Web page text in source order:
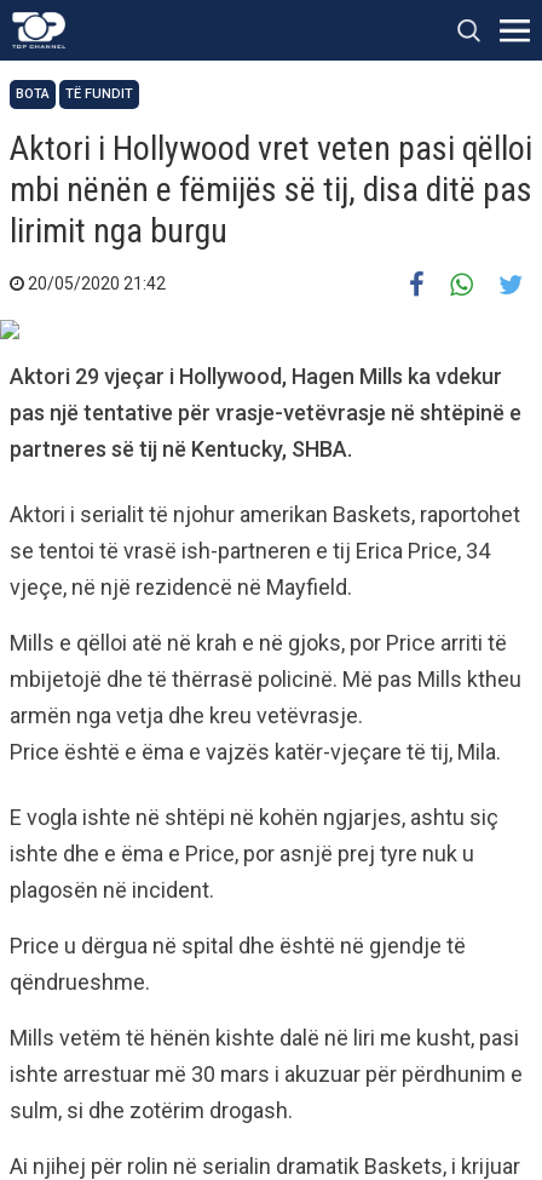
BOTA TË FUNDIT
Aktori i Hollywood vret veten pasi qëlloi
mbi nënën e fëmijës së tij, disa ditë pas
lirimit nga burgu
20/05/2020 21:42
Aktori 29 vjeçar i Hollywood, Hagen Mills ka vdekur
pas një tentative për vrasje-vetëvrasje në shtëpinë e
partneres së tij në Kentucky, SHBA.
Aktori i serialit të njohur amerikan Baskets, raportohet
se tentoi të vrasë ish-partneren e tij Erica Price, 34
vjeçe, në një rezidencë në Mayfield.
Mills e qëlloi atë në krah e në gjoks, por Price arriti të
mbijetojë dhe të thërrasë policinë. Më pas Mills ktheu
armën nga vetja dhe kreu vetëvrasje.
Price është e ëma e vajzës katër-vjeçare të tij, Mila.
E vogla ishte në shtëpi në kohën ngjarjes, ashtu siç
ishte dhe e ëma e Price, por asnjë prej tyre nuk u
plagosën në incident.
Price u dërgua në spital dhe është në gjendje të
qëndrueshme.
Mills vetëm të hënën kishte dalë në liri me kusht, pasi
ishte arrestuar më 30 mars i akuzuar për përdhunim e
sulm, si dhe zotërim drogash.
Ai njihej për rolin në serialin dramatik Baskets, i krijuar